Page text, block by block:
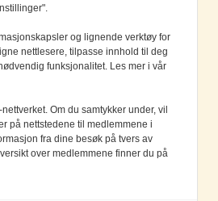
1396 Billingstad
og lignende verktøy for
nettlesere, tilpasse innhold til deg
funksjonalitet. Les mer i vår
Om du samtykker under, vil
på nettstedene til medlemmene i
fra dine besøk på tvers av
over medlemmene finner du på